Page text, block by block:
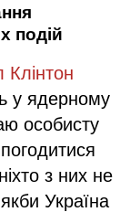
подій
у ядерному
особисту
з них не
Україна